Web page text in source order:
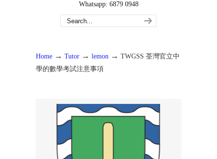
Whatsapp: 6879 0948
Home → Tutor → lemon → TWGSS 荃灣官立中
學的數學考試注意事項